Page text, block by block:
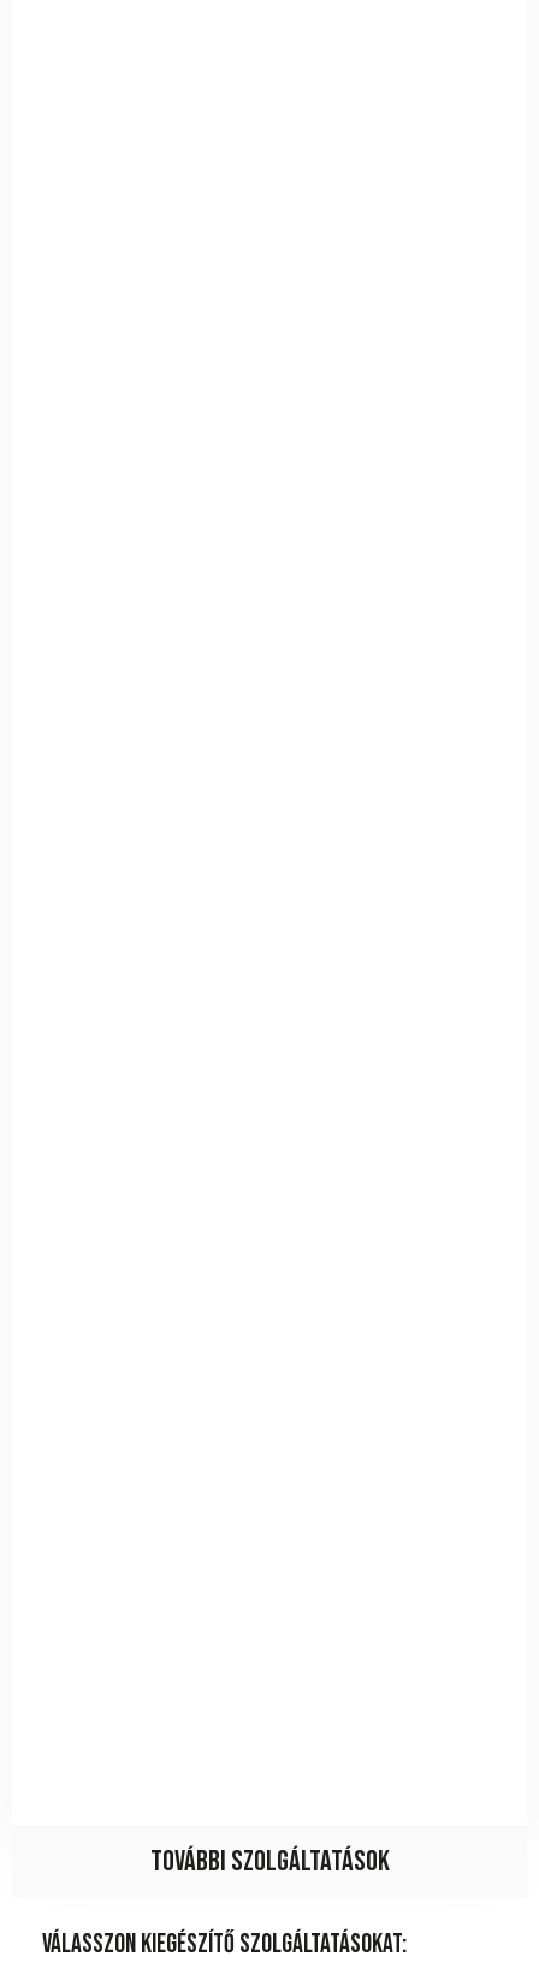
További szolgáltatások
Válasszon kiegészítő szolgáltatásokat: